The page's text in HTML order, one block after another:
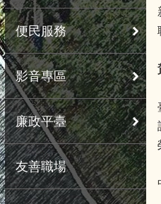
便民服務
影音專區
廉政平臺
友善職場